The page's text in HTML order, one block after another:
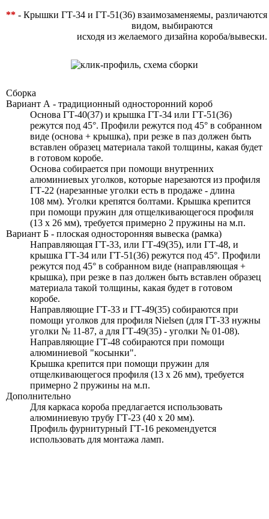
** - Крышки ГТ-34 и ГТ-51(36) взаимозаменяемы,
видом, выбираются
исходя из желаемого дизайна короба/вывески.
Сборка
Вариант А - традиционный односторонний короб
Основа ГТ-40(37) и крышка ГТ-34 или ГТ-51(36)
режутся под 45°. Профили режутся под 45° в собранном
виде (основа + крышка), при резке в паз должен быть
вставлен образец материала такой толщины, какая будет
в готовом коробе.
Основа собирается при помощи внутренних
алюминиевых уголков, которые нарезаются из профиля
ГТ-22 (нарезанные уголки есть в продаже - длина
108 мм). Уголки крепятся болтами. Крышка крепится
при помощи пружин для отщелкивающегося профиля
(13 х 26 мм), требуется примерно 2 пружины на м.п.
Вариант Б - плоская односторонняя вывеска (рамка)
Направляющая ГТ-33, или ГТ-49(35), или ГТ-48, и
крышка ГТ-34 или ГТ-51(36) режутся под 45°. Профили
режутся под 45° в собранном виде (направляющая +
крышка), при резке в паз должен быть вставлен образец
материала такой толщины, какая будет в готовом
коробе.
Направляющие ГТ-33 и ГТ-49(35) собираются при
помощи уголков для профиля Nielsen (для ГТ-33 нужны
уголки № 11-87, а для ГТ-49(35) - уголки № 01-08).
Направляющие ГТ-48 собираются при помощи
алюминиевой "косынки".
Крышка крепится при помощи пружин для
отщелкивающегося профиля (13 х 26 мм), требуется
примерно 2 пружины на м.п.
Дополнительно
Для каркаса короба предлагается использовать
алюминиевую трубу ГТ-23 (40 х 20 мм).
Профиль фурнитурный ГТ-16 рекомендуется
использовать для монтажа ламп.